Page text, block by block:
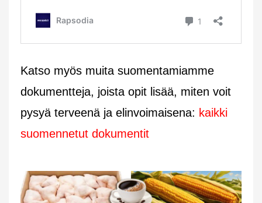
Katso myös muita suomentamiamme
dokumentteja, joista opit lisää, miten voit
pysyä terveenä ja elinvoimaisena: kaikki
suomennetut dokumentit